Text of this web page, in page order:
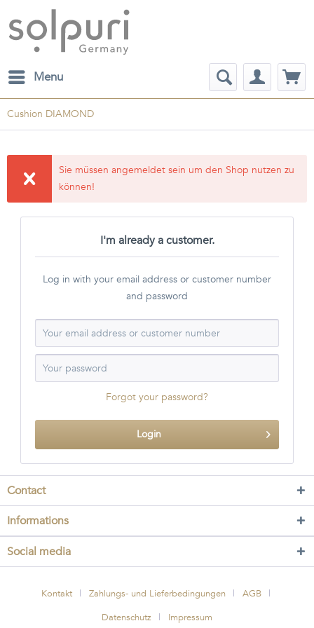
Menu
Cushion DIAMOND
Sie müssen angemeldet sein um den Shop nutzen zu
können!
I'm already a customer.
Log in with your email address or customer number
and password
Forgot your password?
Login
Contact
Informations
Social media
Kontakt Zahlungs- und Lieferbedingungen
AGB
Datenschutz
Impressum